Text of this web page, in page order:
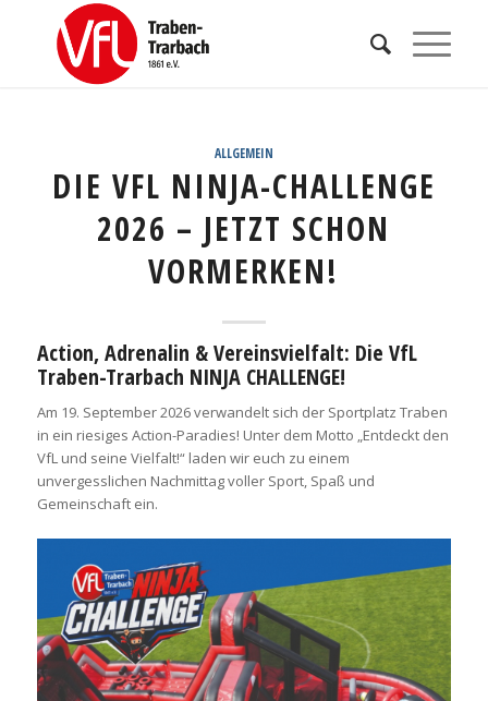
ALLGEMEIN
DIE VFL NINJA-CHALLENGE
2026 – JETZT SCHON
VORMERKEN!
Action, Adrenalin & Vereinsvielfalt: Die VfL
Traben-Trarbach NINJA CHALLENGE!
Am 19. September 2026 verwandelt sich der Sportplatz Traben
in ein riesiges Action-Paradies! Unter dem Motto „Entdeckt den
VfL und seine Vielfalt!“ laden wir euch zu einem
unvergesslichen Nachmittag voller Sport, Spaß und
Gemeinschaft ein.